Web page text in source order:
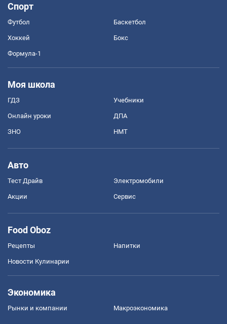
Спорт
Футбол Баскетбол
Хоккей Бокс
Формула-1
Моя школа
ГДЗ Учебники
Онлайн уроки ДПА
ЗНО НМТ
Авто
Тест Драйв Электромобили
Акции Сервис
Food Oboz
Рецепты Напитки
Новости Кулинарии
Экономика
Рынки и компании Mакроэкономика